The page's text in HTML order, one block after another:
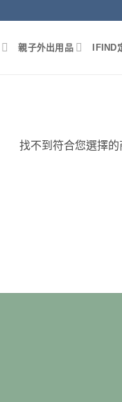
親子外出用品 IFIND
找不到符合您選擇的